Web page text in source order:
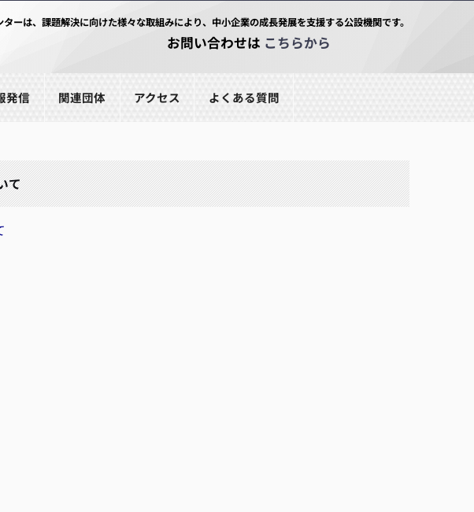
ターは、課題解決に向けた様々な取組みにより、中小企業の成長発展を支援する公設機関です。
お問い合わせは こちらから
発信 関連団体 アクセス よくある質問
て